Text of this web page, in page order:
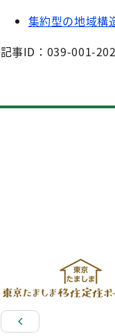
集約型の地域構
記事ID：039-001-